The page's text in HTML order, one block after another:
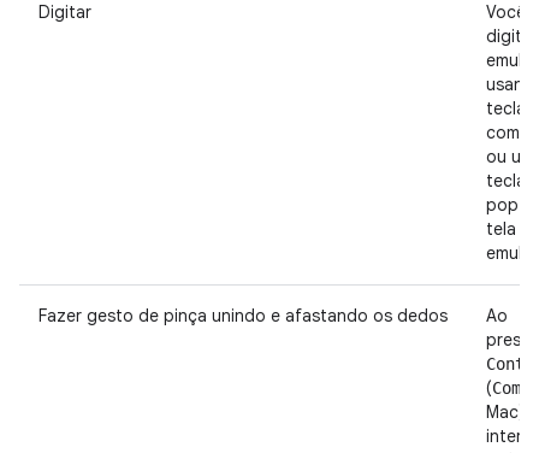
Digitar
Você
ou um
pop-
tela
Fazer gesto de pinça unindo e afastando os dedos
Ao
(
Mac),